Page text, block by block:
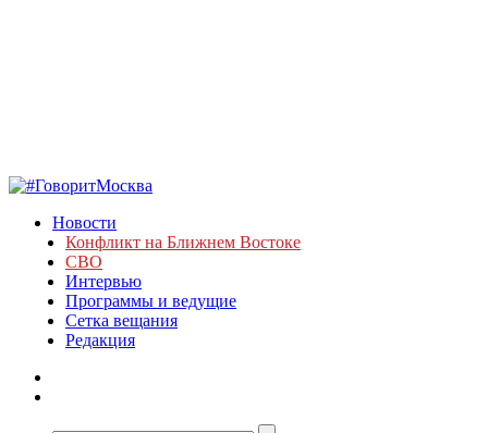
Новости
Конфликт на Ближнем Востоке
СВО
Интервью
Программы и ведущие
Сетка вещания
Редакция